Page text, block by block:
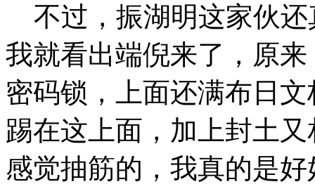
不过，振湖明这家伙还
我就看出端倪来了，原
密码锁，上面还满布日
踢在这上面，加上封土
感觉抽筋的，我真的是